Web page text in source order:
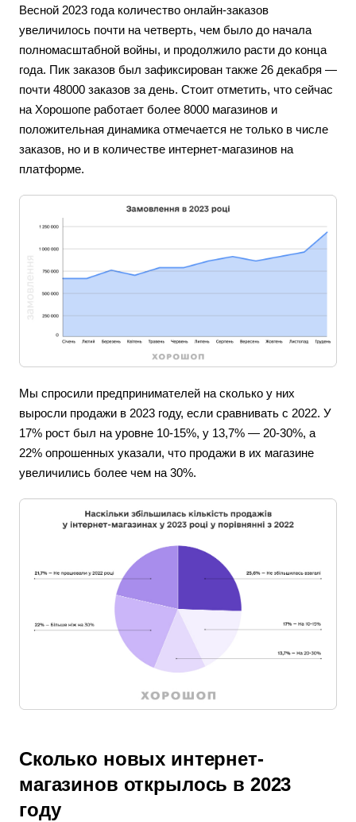
Весной 2023 года количество онлайн-заказов
увеличилось почти на четверть, чем было до начала
полномасштабной войны, и продолжило расти до конца
года. Пик заказов был зафиксирован также 26 декабря —
почти 48000 заказов за день. Стоит отметить, что сейчас
на Хорошопе работает более 8000 магазинов и
положительная динамика отмечается не только в числе
заказов, но и в количестве интернет-магазинов на
платформе.
Мы спросили предпринимателей на сколько у них
выросли продажи в 2023 году, если сравнивать с 2022. У
17% рост был на уровне 10-15%, у 13,7% — 20-30%, а
22% опрошенных указали, что продажи в их магазине
увеличились более чем на 30%.
Сколько новых интернет-
магазинов открылось в 2023
году